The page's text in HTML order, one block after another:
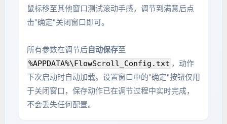
鼠标移至其他窗口测试滚动手感，调节到满意后点
击"确定"关闭窗口即可。
所有参数在调节后 自动保存至
%APPDATA%\FlowScroll_Config.txt ，动作
下次启动时自动加载。设置窗口中的"确定"按钮仅用
于关闭窗口，保存动作已在调节过程中实时完成，
不会丢失任何配置。